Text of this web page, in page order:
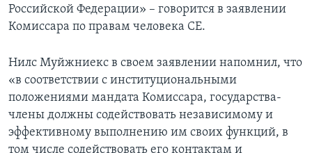
Российской Федерации» – говорится в заявлении
Комиссара по правам человека СЕ.
Нилс Муйжниекс в своем заявлении напомнил, что
«в соответствии с институциональными
положениями мандата Комиссара, государства-
члены должны содействовать независимому и
эффективному выполнению им своих функций, в
том числе содействовать его контактам и